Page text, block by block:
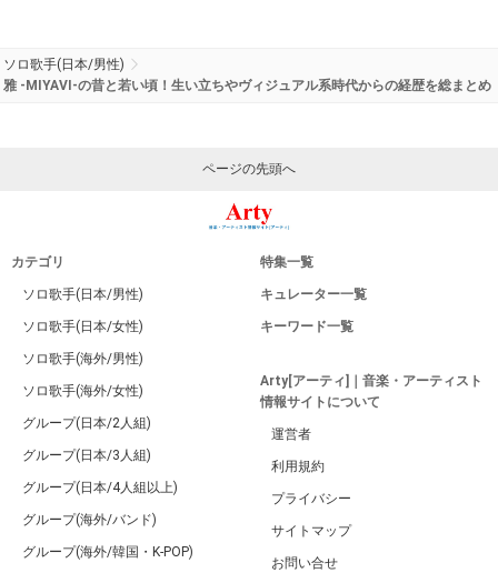
ソロ歌手(日本/男性)
雅 -MIYAVI-の昔と若い頃！生い立ちやヴィジュアル系時代からの経歴を総まとめ
ページの先頭へ
カテゴリ
ソロ歌手(日本/男性)
ソロ歌手(日本/女性)
ソロ歌手(海外/男性)
ソロ歌手(海外/女性)
グループ(日本/2人組)
グループ(日本/3人組)
グループ(日本/4人組以上)
グループ(海外/バンド)
グループ(海外/韓国・K-POP)
特集一覧
キュレーター一覧
キーワード一覧
Arty[アーティ]｜音楽・アーティスト
情報サイトについて
運営者
利用規約
プライバシー
サイトマップ
お問い合せ